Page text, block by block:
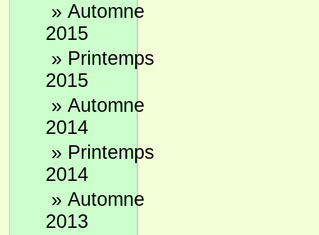
» Automne
2015
» Printemps
2015
» Automne
2014
» Printemps
2014
» Automne
2013